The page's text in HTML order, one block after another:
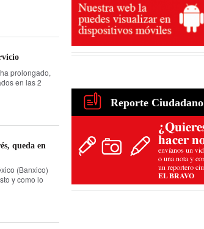
prolongado,
en las 2
queda en
(Banxico)
y como lo
Reporte Ciudadano